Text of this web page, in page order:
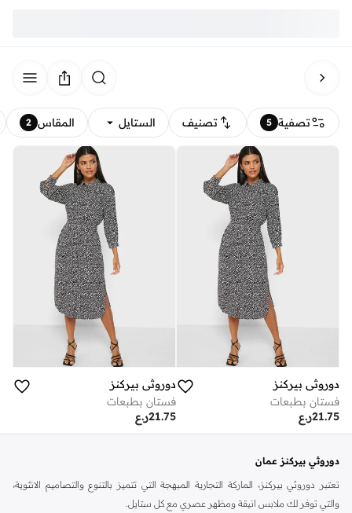
تصفية 5 تصنيف الستايل المقاس 2
دوروثي بيركنز
فستان بطبعات
ر.ع21.75
دوروثي بيركنز
فستان بطبعات
ر.ع21.75
دوروثي بيركنز عمان
تعتبر دوروثي بيركنز، الماركة التجارية المبهجة التي تتميز بالتنوع والتصاميم الانثوية،
والتي توفر لك ملابس انيقة ومظهر عصري مع كل ستايل.